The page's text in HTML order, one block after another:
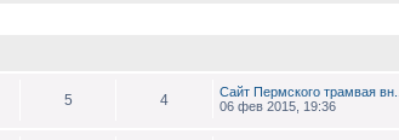
5 4 Сайт Пермского трамвая вн...
06 фев 2015, 19:36